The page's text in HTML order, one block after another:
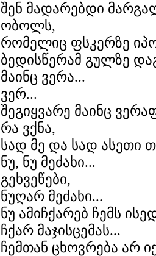
შენ მადარებდი
ობოლს,
რომელიც ფსკერზე
ბედისწერამ გულზე
მაინც ვერა...
ვერ...
შეგიყვარე მაინც
რა ვქნა,
სად მე და სად ასეთი
ნუ, ნუ მეძახი...
გეხვეწები,
ნუღარ მეძახი...
ნუ ამიჩქარებ ჩემს
ჩქარ მაჯისცემას...
ჩემთან ცხოვრება არ